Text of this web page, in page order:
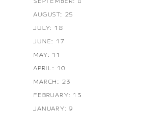
AUGUST: 25
JULY: 18
JUNE: 17
MAY: 11
APRIL: 10
MARCH: 23
FEBRUARY: 13
JANUARY: 9